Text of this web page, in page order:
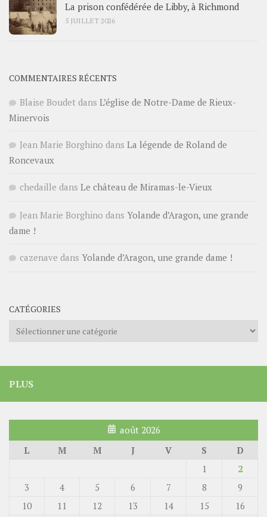
La prison confédérée de Libby, à Richmond
5 JUILLET 2026
COMMENTAIRES RÉCENTS
Blaise Boudet dans L’église de Notre-Dame de Rieux-
Minervois
Jean Marie Borghino dans La légende de Roland de
Roncevaux
chedaille dans Le château de Miramas-le-Vieux
Jean Marie Borghino dans Yolande d’Aragon, une grande
dame !
cazenave dans Yolande d’Aragon, une grande dame !
CATÉGORIES
Catégories
PLUS
août 2026
L
M M J V S
D
1
2
3
4 5 6 7 8
9
10
11 12 13 14 15
16